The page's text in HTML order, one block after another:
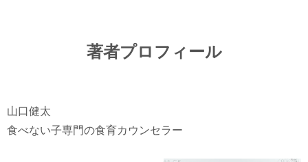
著者プロフィール
山口健太
食べない子専門の食育カウンセラー